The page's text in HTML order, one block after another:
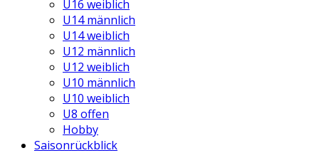
U16 weiblich
U14 männlich
U14 weiblich
U12 männlich
U12 weiblich
U10 männlich
U10 weiblich
U8 offen
Hobby
Saisonrückblick